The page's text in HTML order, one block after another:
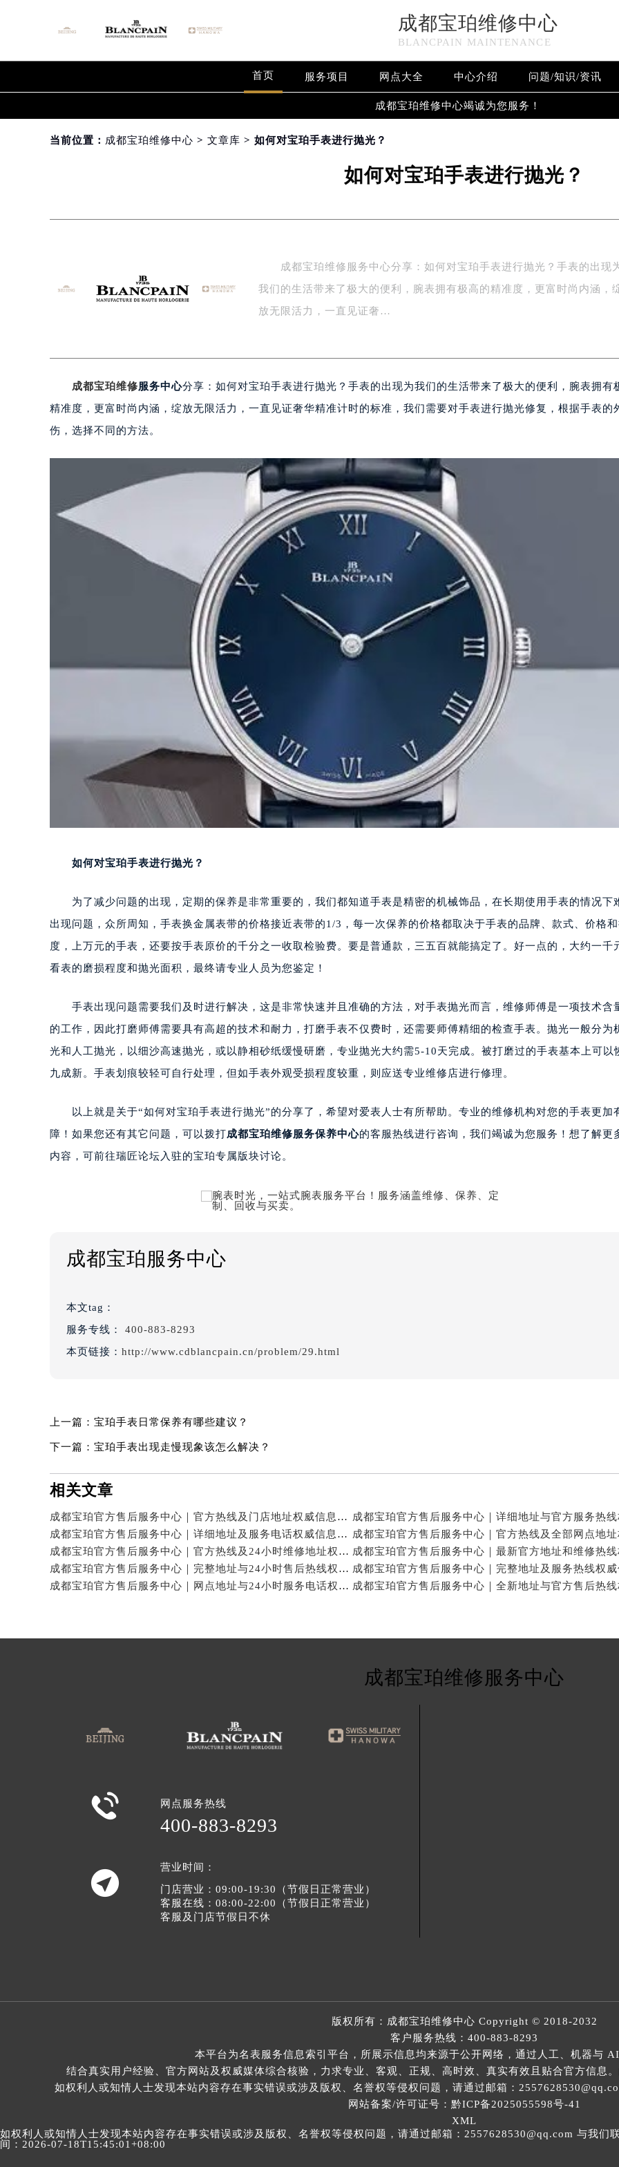
成都宝珀维修中心
BLANCPAIN MAINTENANCE
首页 服务项目 网点大全 中心介绍 问题/知识/资讯
成都宝珀维修中心竭诚为您服务！
当前位置： 成都宝珀维修中心 > 文章库 > 如何对宝珀手表进行抛光？
如何对宝珀手表进行抛光？
成都宝珀维修服务中心分享：如何对宝珀手表进行抛光？手表的出现
我们的生活带来了极大的便利，腕表拥有极高的精准度，更富时尚内涵，
放无限活力，一直见证奢…
成都宝珀维修服务中心分享：如何对宝珀手表进行抛光？手表的出现为我们的生活带来了极大的便利，腕表拥有
精准度，更富时尚内涵，绽放无限活力，一直见证奢华精准计时的标准，我们需要对手表进行抛光修复，根据手表的
伤，选择不同的方法。
如何对宝珀手表进行抛光？
为了减少问题的出现，定期的保养是非常重要的，我们都知道手表是精密的机械饰品，在长期使用手表的情况下
出现问题，众所周知，手表换金属表带的价格接近表带的1/3，每一次保养的价格都取决于手表的品牌、款式、价格
度，上万元的手表，还要按手表原价的千分之一收取检验费。要是普通款，三五百就能搞定了。好一点的，大约一千
看表的磨损程度和抛光面积，最终请专业人员为您鉴定！
手表出现问题需要我们及时进行解决，这是非常快速并且准确的方法，对手表抛光而言，维修师傅是一项技术含
的工作，因此打磨师傅需要具有高超的技术和耐力，打磨手表不仅费时，还需要师傅精细的检查手表。抛光一般分为
光和人工抛光，以细沙高速抛光，或以静相砂纸缓慢研磨，专业抛光大约需5-10天完成。被打磨过的手表基本上可以
九成新。手表划痕较轻可自行处理，但如手表外观受损程度较重，则应送专业维修店进行修理。
以上就是关于“如何对宝珀手表进行抛光”的分享了，希望对爱表人士有所帮助。专业的维修机构对您的手表更加
障！如果您还有其它问题，可以拨打成都宝珀维修服务保养中心的客服热线进行咨询，我们竭诚为您服务！想了解更
内容，可前往瑞匠论坛入驻的宝珀专属版块讨论。
成都宝珀服务中心
本文tag：
服务专线：
400-883-8293
本页链接： http://www.cdblancpain.cn/problem/29.html
上一篇： 宝珀手表日常保养有哪些建议？
下一篇： 宝珀手表出现走慢现象该怎么解决？
相关文章
成都宝珀官方售后服务中心｜官方热线及门店地址权威信息公示（2026年7月最新）
成都宝珀官方售后服务中心｜详细地址及服务电话权威信息公示（2026年7月最新）
成都宝珀官方售后服务中心｜官方热线及24小时维修地址权威信息公示（2026年7月最新）
成都宝珀官方售后服务中心｜完整地址与24小时售后热线权威信息公示（2026年7月最新）
成都宝珀官方售后服务中心｜网点地址与24小时服务电话权威信息公示（2026年7月最新）
成都宝珀维修服务中心
 网点服务热线
400-883-8293

营业时间：
门店营业：09:00-19:30（节假日正常营业）
客服在线：08:00-22:00（节假日正常营业）
客服及门店节假日不休
版权所有： 成都宝珀维修中心 Copyright © 2018-2032
客户服务热线： 400-883-8293
本平台为名表服务信息索引平台，所展示信息均来源于公开网络，通过人工、机器与
结合真实用户经验、官方网站及权威媒体综合核验，力求专业、客观、正规、高时效、真实有效且贴合官方信息
如权利人或知情人士发现本站内容存在事实错误或涉及版权、名誉权等侵权问题，请通过邮箱：
网站备案/许可证号：黔ICP备2025055598号-41
XML
如权利人或知情人士发现本站内容存在事实错误或涉及版权、名誉权等侵权问题，请通过邮箱：2557628530@qq.com 与我们
间：2026-07-18T15:45:01+08:00